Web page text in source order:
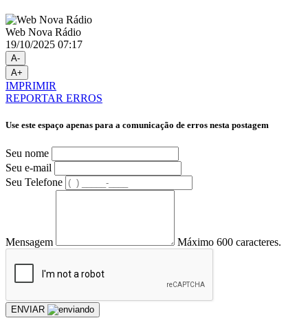
Web Nova Rádio
19/10/2025 07:17
A-
A+
IMPRIMIR
REPORTAR ERROS
Use este espaço apenas para a comunicação de erros nesta postagem
Seu nome
Seu e-mail
Seu Telefone
Mensagem Máximo 600 caracteres.
ENVIAR